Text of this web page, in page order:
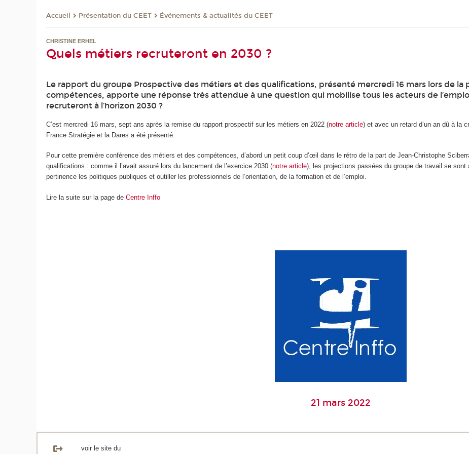
Accueil Présentation du CEET Événements & actualités du CEET
CHRISTINE ERHEL
Quels métiers recruteront en 2030 ?
Le rapport du groupe Prospective des métiers et des qualifications, présenté mercredi 16 mars lors de
compétences, apporte une réponse très attendue à une question qui mobilise tous les acteurs de
recruteront à l’horizon 2030 ?
C’est mercredi 16 mars, sept ans après la remise du rapport prospectif sur les métiers en 2022 (notre article) et avec un retard d’un an dû à la
France Stratégie et la Dares a été présenté.
Pour cette première conférence des métiers et des compétences, d’abord un petit coup d’œil dans le rétro de la part de Jean-Christophe
qualifications : comme il l’avait assuré lors du lancement de l’exercice 2030 (notre article), les projections passées du groupe de travail se
pertinence les politiques publiques et outiller les professionnels de l’orientation, de la formation et de l’emploi.
Lire la suite sur la page deCentre Inffo
21 mars 2022
voir le site du